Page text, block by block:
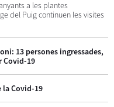
a les plantes
del Puig continuen les visites
13 persones ingressades,
Covid-19
la Covid-19